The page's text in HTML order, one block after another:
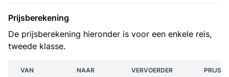
Prijsberekening
De prijsberekening hieronder is voor een enkele reis,
tweede klasse.
VAN NAAR VERVOERDER PRIJS